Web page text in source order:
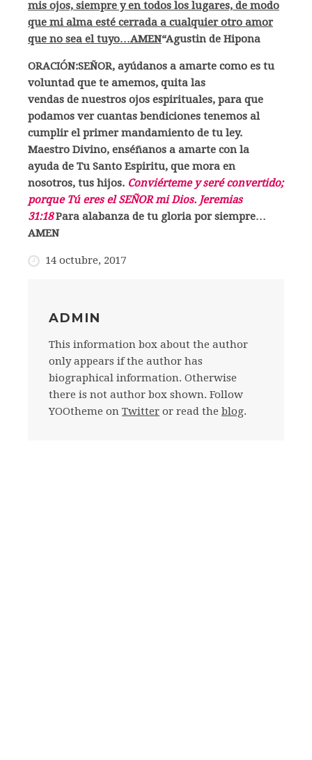
mis ojos, siempre y en todos los lugares, de modo
que mi alma esté cerrada a cualquier otro amor
que no sea el tuyo…AMEN“Agustin de Hipona
ORACIÓN:SEÑOR, ayúdanos a amarte como es tu
voluntad que te amemos, quita las
vendas de nuestros ojos espirituales, para que
podamos ver cuantas bendiciones tenemos al
cumplir el primer mandamiento de tu ley.
Maestro Divino, enséñanos a amarte con la
ayuda de Tu Santo Espiritu, que mora en
nosotros, tus hijos. Conviérteme y seré convertido;
porque Tú eres el SEÑOR mi Dios. Jeremias
31:18Para alabanza de tu gloria por siempre…
AMEN
14 octubre, 2017
ADMIN
This information box about the author
only appears if the author has
biographical information. Otherwise
there is not author box shown. Follow
YOOtheme on Twitter or read the blog.